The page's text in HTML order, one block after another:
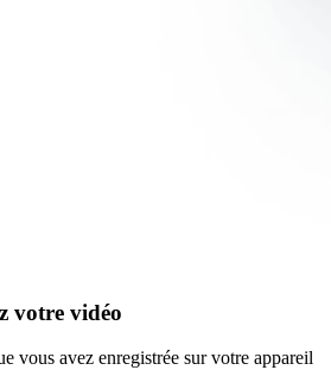
votre vidéo
vous avez enregistrée sur votre appareil